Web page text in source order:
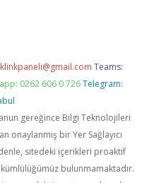
Teams:
0262 606 0 726 Telegram:
gereğince Bilgi Teknolojileri
onaylanmış bir Yer Sağlayıcı
sitedeki içerikleri proaktif
bulunmamaktadır.